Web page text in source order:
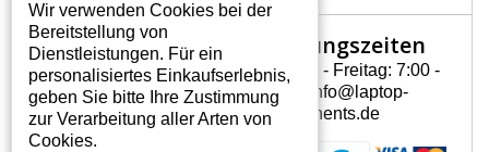
KAUFEN Mehr Infos
BATTERIE FÜR NOTEBOOK DELL INSPIRON 1564 5200MAH L...
Über uns - Impressum
Mein Konto
Mein Konto
Persönliche Daten
Addressen
Öffnungszeiten
Montag - Freitag: 7:00 -
15:30 info@laptop-
components.de
Wir verwenden Cookies bei der
Bereitstellung von
Dienstleistungen. Für ein
personalisiertes Einkaufserlebnis,
geben Sie bitte Ihre Zustimmung
zur Verarbeitung aller Arten von
Cookies.